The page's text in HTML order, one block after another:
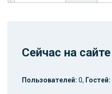
Сейчас на сайте
Пользователей: 0, Гостей: